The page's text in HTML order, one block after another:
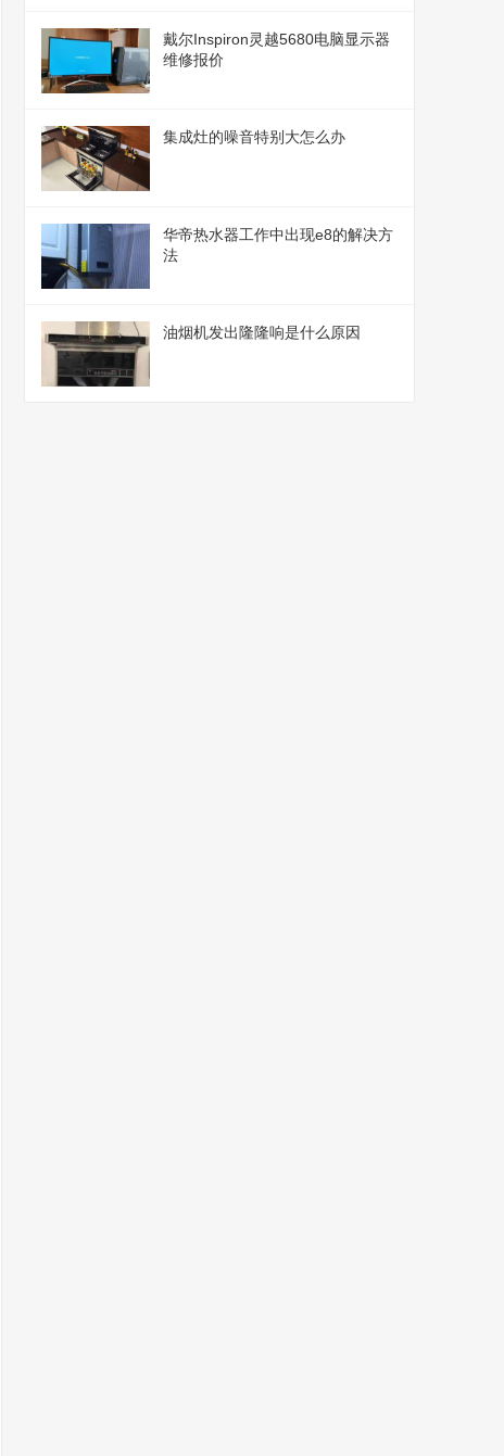
戴尔Inspiron灵越5680电脑显示器
维修报价
集成灶的噪音特别大怎么办
华帝热水器工作中出现e8的解决方
法
油烟机发出隆隆响是什么原因